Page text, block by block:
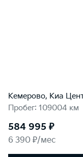
Кемерово, Киа
Пробег: 109004 км
584 995 ₽
6 390 ₽/мес